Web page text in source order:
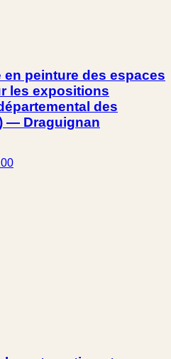
en peinture des espaces
les expositions
des
— Draguignan